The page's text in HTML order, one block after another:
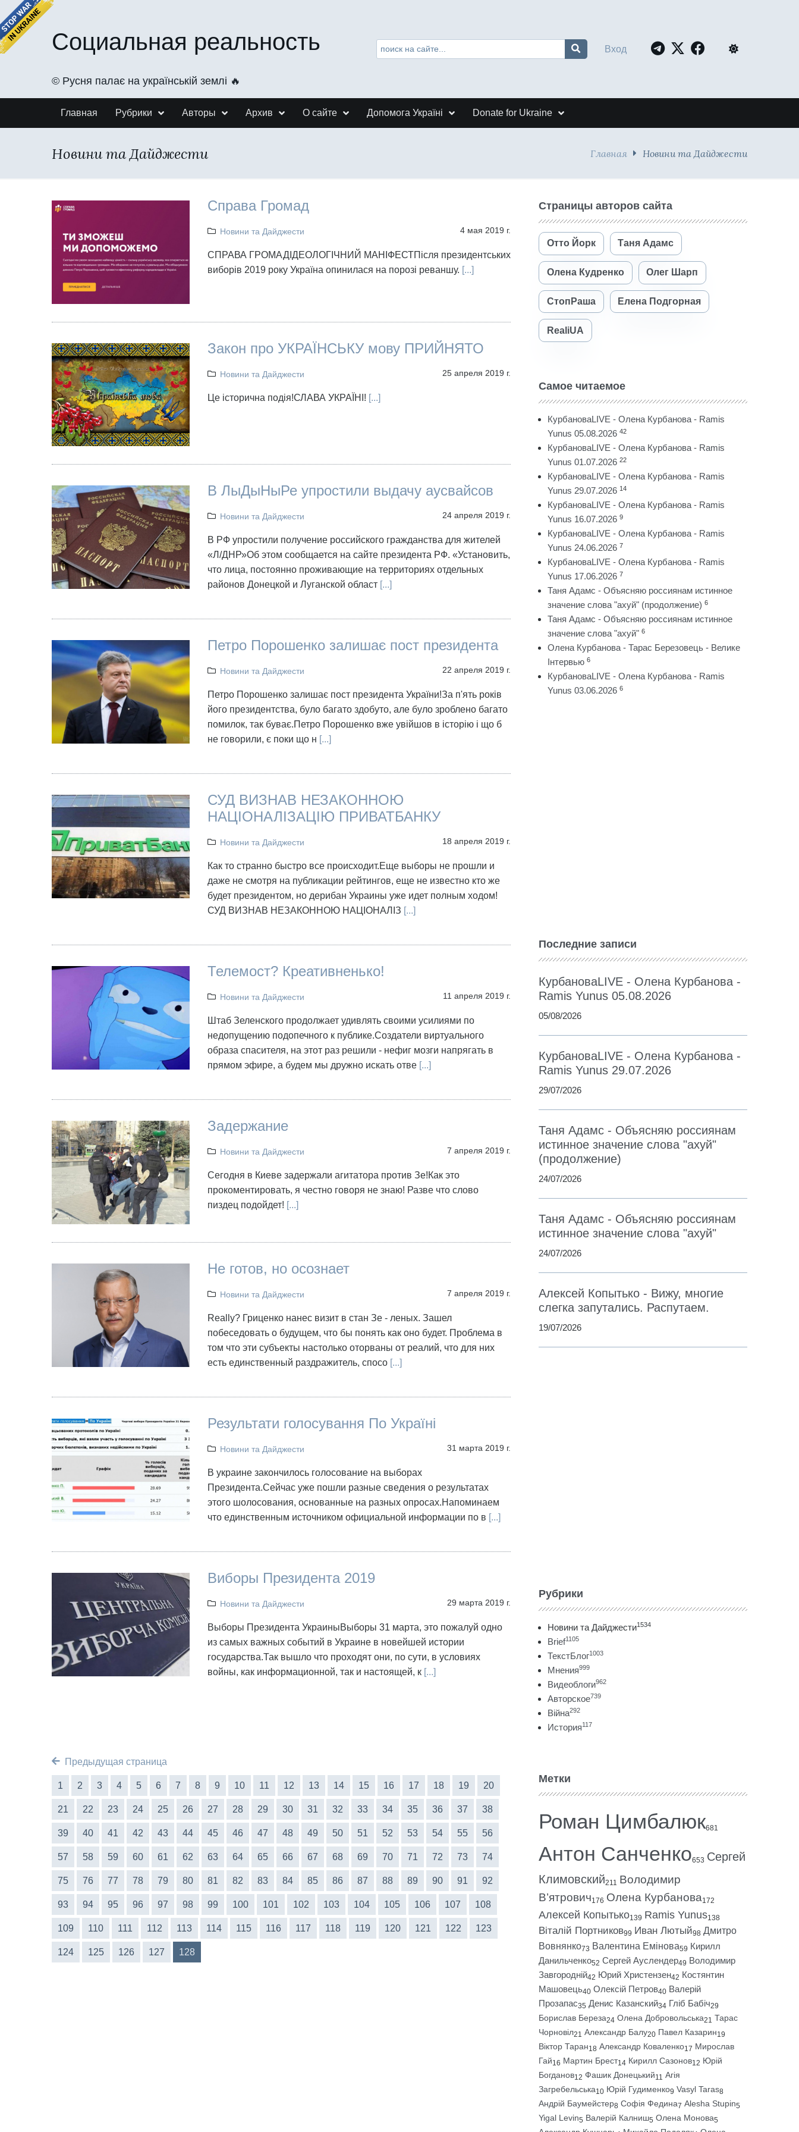
Социальная реальность
©️ Русня палає на українській землі 🔥
Вход
Главная Рубрики Авторы Архив О сайте Допомога Україні Donate for Ukraine
Новини та Дайджести Главная Новини та Дайджести
Справа Громад
Новини та Дайджести 4 мая 2019 г.
СПРАВА ГРОМАДІДЕОЛОГІЧНИЙ МАНІФЕСТПісля президентських
виборів 2019 року Україна опинилася на порозі реваншу. [...]
Закон про УКРАЇНСЬКУ мову ПРИЙНЯТО
Новини та Дайджести 25 апреля 2019 г.
Це історична подія!СЛАВА УКРАЇНІ! [...]
В ЛыДыНыРе упростили выдачу аусвайсов
Новини та Дайджести 24 апреля 2019 г.
В РФ упростили получение российского гражданства для жителей
«Л/ДНР»Об этом сообщается на сайте президента РФ. «Установить,
что лица, постоянно проживающие на территориях отдельных
районов Донецкой и Луганской област [...]
Петро Порошенко залишає пост президента
Новини та Дайджести 22 апреля 2019 г.
Петро Порошенко залишає пост президента України!За п'ять років
його президентства, було багато здобуто, але було зроблено багато
помилок, так буває.Петро Порошенко вже увійшов в історію і що б
не говорили, є поки що н [...]
СУД ВИЗНАВ НЕЗАКОННОЮ
НАЦІОНАЛІЗАЦІЮ ПРИВАТБАНКУ
Новини та Дайджести 18 апреля 2019 г.
Как то странно быстро все происходит.Еще выборы не прошли и
даже не смотря на публикации рейтингов, еще не известно кто же
будет президентом, но дерибан Украины уже идет полным ходом!
СУД ВИЗНАВ НЕЗАКОННОЮ НАЦІОНАЛІЗ [...]
Телемост? Креативненько!
Новини та Дайджести 11 апреля 2019 г.
Штаб Зеленского продолжает удивлять своими усилиями по
недопущению подопечного к публике.Создатели виртуального
образа спасителя, на этот раз решили - нефиг мозги напрягать в
прямом эфире, а будем мы дружно искать отве [...]
Задержание
Новини та Дайджести 7 апреля 2019 г.
Сегодня в Киеве задержали агитатора против Зе!Как это
прокоментировать, я честно говоря не знаю! Разве что слово
пиздец подойдет! [...]
Не готов, но осознает
Новини та Дайджести 7 апреля 2019 г.
Really? Гриценко нанес визит в стан Зе - леных. Зашел
побеседовать о будущем, что бы понять как оно будет. Проблема в
том что эти субъекты настолько оторваны от реалий, что для них
есть единственный раздражитель, спосо [...]
Результати голосування По Україні
Новини та Дайджести 31 марта 2019 г.
В украине закончилось голосование на выборах
Президента.Сейчас уже пошли разные сведения о результатах
этого шолосования, основанные на разных опросах.Напоминаем
что единственным источником официальной информации по в [...]
Виборы Президента 2019
Новини та Дайджести 29 марта 2019 г.
Выборы Президента УкраиныВыборы 31 марта, это пожалуй одно
из самых важных событий в Украине в новейшей истории
государства.Так вышло что проходят они, по сути, в условиях
войны, как информационной, так и настоящей, к [...]
Предыдущая страница
1 2 3 4 5 6 7 8 9 10 11 12 13 14 15 16 17 18 19 20
21 22 23 24 25 26 27 28 29 30 31 32 33 34 35 36 37 38
39 40 41 42 43 44 45 46 47 48 49 50 51 52 53 54 55 56
57 58 59 60 61 62 63 64 65 66 67 68 69 70 71 72 73 74
75 76 77 78 79 80 81 82 83 84 85 86 87 88 89 90 91 92
93 94 95 96 97 98 99 100 101 102 103 104 105 106 107 108
109 110 111 112 113 114 115 116 117 118 119 120 121 122 123
124 125 126 127 128
Страницы авторов сайта
Отто Йорк Таня Адамс
Олена Кудренко Олег Шарп
СтопРаша Елена Подгорная
RealiUA
Самое читаемое
КурбановаLIVE - Олена Курбанова - Ramis
Yunus 05.08.2026 42
КурбановаLIVE - Олена Курбанова - Ramis
Yunus 01.07.2026 22
КурбановаLIVE - Олена Курбанова - Ramis
Yunus 29.07.2026 14
КурбановаLIVE - Олена Курбанова - Ramis
Yunus 16.07.2026 9
КурбановаLIVE - Олена Курбанова - Ramis
Yunus 24.06.2026 7
КурбановаLIVE - Олена Курбанова - Ramis
Yunus 17.06.2026 7
Таня Адамс - Объясняю россиянам истинное
значение слова "ахуй" (продолжение) 6
Таня Адамс - Объясняю россиянам истинное
значение слова "ахуй" 6
Олена Курбанова - Тарас Березовець - Велике
Інтервью 6
КурбановаLIVE - Олена Курбанова - Ramis
Yunus 03.06.2026 6
Последние записи
КурбановаLIVE - Олена Курбанова -
Ramis Yunus 05.08.2026
05/08/2026
КурбановаLIVE - Олена Курбанова -
Ramis Yunus 29.07.2026
29/07/2026
Таня Адамс - Объясняю россиянам
истинное значение слова "ахуй"
(продолжение)
24/07/2026
Таня Адамс - Объясняю россиянам
истинное значение слова "ахуй"
24/07/2026
Алексей Копытько - Вижу, многие
слегка запутались. Распутаем.
19/07/2026
Рубрики
Новини та Дайджести1534
Brief1105
ТекстБлог1003
Мнения999
Видеоблоги962
Авторское739
Війна292
История117
Метки
Роман Цимбалюк681
Антон Санченко653 Сергей
Климовский211 Володимир
В’ятрович176 Олена Курбанова172
Алексей Копытько139 Ramis Yunus138
Віталій Портников99 Иван Лютый98 Дмитро
Вовнянко73 Валентина Емінова59 Кирилл
Данильченко52 Сергей Ауслендер49 Володимир
Завгородній42 Юрий Христензен42 Костянтин
Машовець40 Олексій Петров40 Валерій
Прозапас35 Денис Казанский34 Гліб Бабіч29
Борислав Береза24 Олена Добровольська21 Тарас
Чорновіл21 Александр Балу20 Павел Казарин19
Віктор Таран18 Александр Коваленко17 Мирослав
Гай16 Мартин Брест14 Кирилл Сазонов12 Юрій
Богданов12 Фашик Донецький11 Агія
Загребельська10 Юрій Гудименко9 Vasyl Taras8
Андрій Баумейстер8 Софія Федина7 Alesha Stupin5
Yigal Levin5 Валерій Калниш5 Олена Монова5